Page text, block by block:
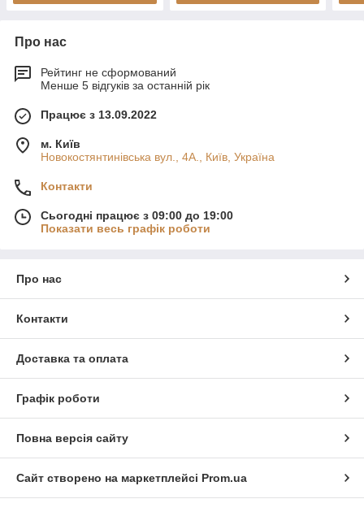
Про нас
Рейтинг не сформований
Менше 5 відгуків за останній рік
Працює з 13.09.2022
м. Київ
Новокостянтинівська вул., 4А., Київ, Україна
Контакти
Сьогодні працює з 09:00 до 19:00
Показати весь графік роботи
Про нас
Контакти
Доставка та оплата
Графік роботи
Повна версія сайту
Сайт створено на маркетплейсі Prom.ua